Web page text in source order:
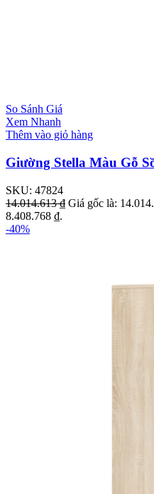
So Sánh Giá
Xem Nhanh
Thêm vào giỏ hàng
Giường Stella Màu Gỗ
SKU: 47824
14.014.613₫ Giá gốc là:
8.408.768 ₫.
-40%